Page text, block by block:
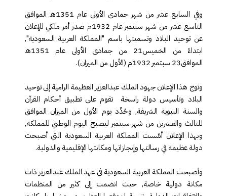
وفي السابع عشر من شهر جمادى الأولى عام 1351هـ الموافق
التاسع عشر من شهر سبتمبر عام 1932م صدر أمر ملكي للإعلان
عن توحيد البلاد وتسميتها باسم "المملكة العربية السعودية",
ابتداءً من الخميس21 من جمادى الأولى عام 1351هـ
الموافق23 سبتمبر 1932م (الأول من الميزان).
وتوج هذا الإعلان جهود الملك عبدالعزيز العظيمة الرامية إلى توحيد
البلاد وتأسيس دولة راسخة تقوم على تطبيق أحكام القرآن
والسنة النبوية الشريفة, وحُدِّد يوم الأول من الميزان الموافق
للثالث والعشرين من شهر سبتمبر ليصبح اليوم الوطني للمملكة,
وبهذا الإعلان أسِّست المملكة العربية السعودية التي أصبحت
دولة عظيمة في رسالتها وإنجازاتها ومكانتها الإقليمية والدولية.
وأصبحت المملكة العربية السعودية في عهد الملك عبدالعزيز ذات
مكانة دولية خاصة, حيث انضمت إلى كثير من المنظمات